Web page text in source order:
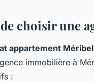
choisir une
appartement Méribel
immobilière à
: